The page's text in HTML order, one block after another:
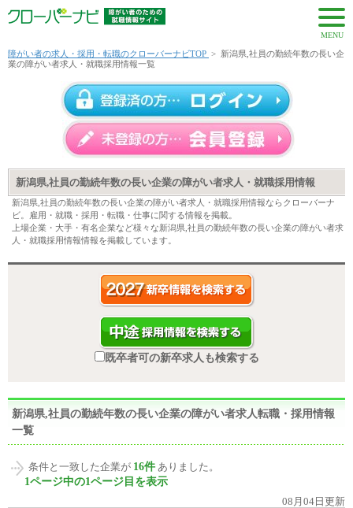
MENU
障がい者の求人・採用・転職のクローバーナビTOP > 新潟県,社員の勤続年数の長い企
業の障がい者求人・就職採用情報一覧
新潟県,社員の勤続年数の長い企業の障がい者求人・就職採用情報
新潟県,社員の勤続年数の長い企業の障がい者求人・就職採用情報ならクローバーナ
ビ。雇用・就職・採用・転職・仕事に関する情報を掲載。
上場企業・大手・有名企業など様々な新潟県,社員の勤続年数の長い企業の障がい者求
人・就職採用情報情報を掲載しています。
既卒者可の新卒求人も検索する
新潟県,社員の勤続年数の長い企業の障がい者求人転職・採用情報
一覧
条件と一致した企業が 16件 ありました。
1ページ中の1ページ目を表示
08月04日更新